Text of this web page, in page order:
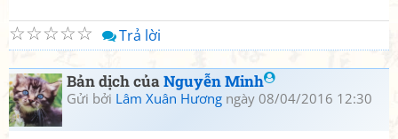
☆
☆
☆
☆
☆ Trả lời
Bản dịch củaNguyễn Minh
Gửi bởi Lâm Xuân Hương ngày 08/04/2016 12:30